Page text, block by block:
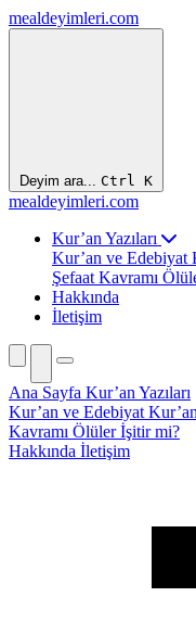
mealdeyimleri.com
Deyim ara... Ctrl K
mealdeyimleri.com
Kur’an Yazıları
Kur’an ve Edebiyat
Şefaat Kavramı
Hakkında
İletişim
Ana Sayfa Kur’an Yazıları
Kur’an ve Edebiyat
Kavramı Ölüler İşitir mi?
Hakkında İletişim